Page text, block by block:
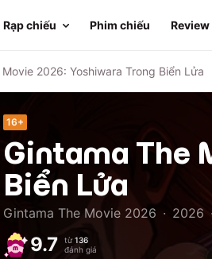
Rạp chiếu Phim chiếu
2026: Yoshiwara Trong Biển Lửa
16+
Gintama The
Biển Lửa
Gintama The Movie 2026 · 2026 ·
9.7 từ 136
đánh giá